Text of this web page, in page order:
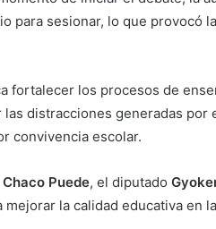
para sesionar, lo que provocó
fortalecer los procesos de
distracciones generadas
convivencia escolar.
Chaco Puede, el diputado
mejorar la calidad educativa en